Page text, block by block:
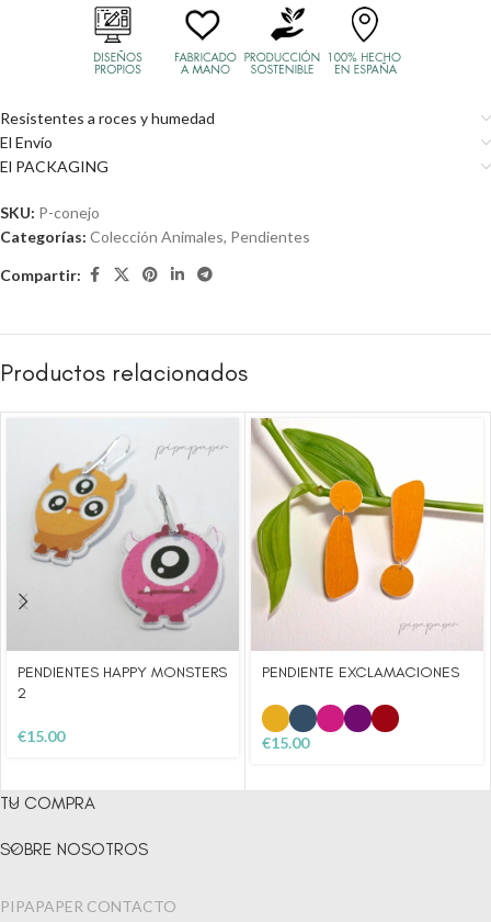
Resistentes a roces y humedad
El Envío
El PACKAGING
SKU: P-conejo
Categorías: Colección Animales, Pendientes
Compartir:
Productos relacionados
PENDIENTES HAPPY MONSTERS
2
€15.00
PENDIENTE EXCLAMACIONES
€15.00
TU COMPRA
SOBRE NOSOTROS
PIPAPAPER CONTACTO